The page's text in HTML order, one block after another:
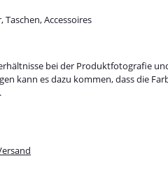
Accessoires
bei der Produktfotografie
kann es dazu kommen, dass die